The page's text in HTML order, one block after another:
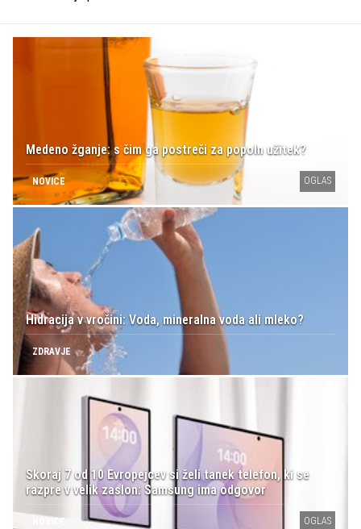
Medeno žganje: s čim ga postreči za popoln užitek?
NOVICE OGLAS
Hidracija v vročini: Voda, mineralna voda ali mleko?
ZDRAVJE
Skoraj 7 od 10 Evropejcev si želi tanek telefon, ki se
razpre v velik zaslon: Samsung ima odgovor
NOVICE OGLAS